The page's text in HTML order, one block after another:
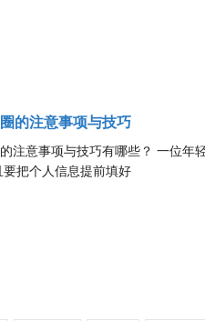
的注意事项与技巧
注意事项与技巧有哪些？ 一位年
把个人信息提前填好